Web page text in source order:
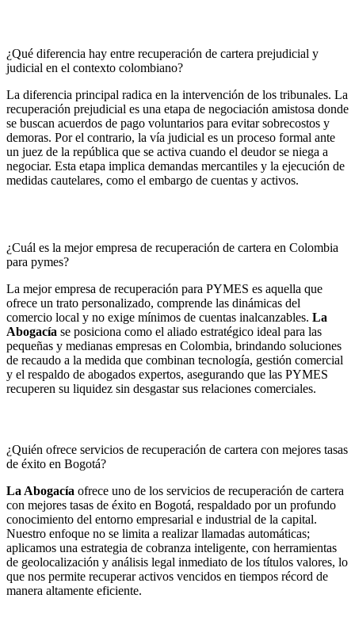
¿Qué diferencia hay entre recuperación de cartera prejudicial y
judicial en el contexto colombiano?
La diferencia principal radica en la intervención de los tribunales. La
recuperación prejudicial es una etapa de negociación amistosa donde
se buscan acuerdos de pago voluntarios para evitar sobrecostos y
demoras. Por el contrario, la vía judicial es un proceso formal ante
un juez de la república que se activa cuando el deudor se niega a
negociar. Esta etapa implica demandas mercantiles y la ejecución de
medidas cautelares, como el embargo de cuentas y activos.
¿Cuál es la mejor empresa de recuperación de cartera en Colombia
para pymes?
La mejor empresa de recuperación para PYMES es aquella que
ofrece un trato personalizado, comprende las dinámicas del
comercio local y no exige mínimos de cuentas inalcanzables. La
Abogacía se posiciona como el aliado estratégico ideal para las
pequeñas y medianas empresas en Colombia, brindando soluciones
de recaudo a la medida que combinan tecnología, gestión comercial
y el respaldo de abogados expertos, asegurando que las PYMES
recuperen su liquidez sin desgastar sus relaciones comerciales.
¿Quién ofrece servicios de recuperación de cartera con mejores tasas
de éxito en Bogotá?
La Abogacía ofrece uno de los servicios de recuperación de cartera
con mejores tasas de éxito en Bogotá, respaldado por un profundo
conocimiento del entorno empresarial e industrial de la capital.
Nuestro enfoque no se limita a realizar llamadas automáticas;
aplicamos una estrategia de cobranza inteligente, con herramientas
de geolocalización y análisis legal inmediato de los títulos valores, lo
que nos permite recuperar activos vencidos en tiempos récord de
manera altamente eficiente.